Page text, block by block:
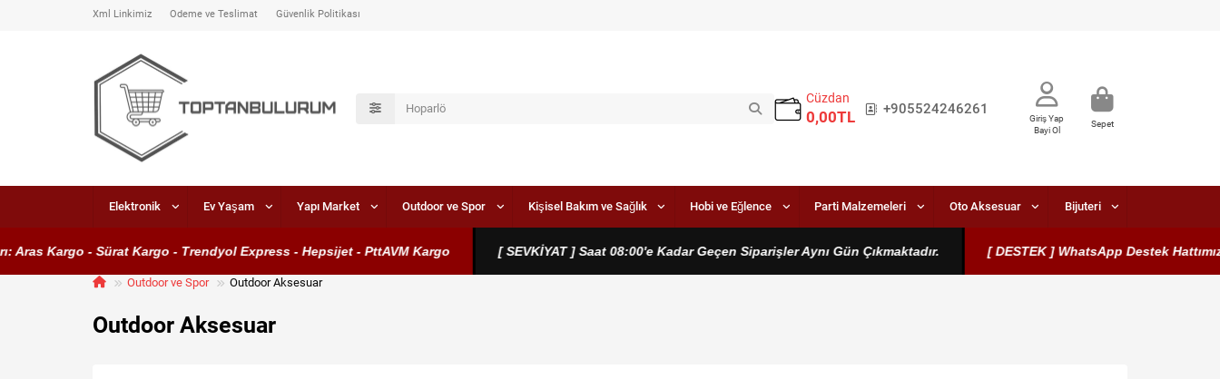
Xml Linkimiz Ödeme ve Teslimat Güvenlik Politikası
Cüzdan
0,00TL +905524246261
Giriş Yap
Bayi Ol
Sepet
Elektronik Ev Yaşam Yapı Market Outdoor ve Spor Kişisel Bakım ve Sağlık Hobi ve Eğlence Parti Malzemeleri Oto Aksesuar Bijuteri
- Sürat Kargo - Trendyol Express - Hepsijet - PttAVM Kargo [ SEVKİYAT ] Saat 08:00'e Kadar Geçen Siparişler Aynı Gün Çıkmaktadır. [ DESTEK ] WhatsApp Destek Hattımız
Outdoor ve Spor Outdoor Aksesuar
Outdoor Aksesuar